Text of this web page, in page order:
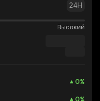
24H
Высокий
0%
0%